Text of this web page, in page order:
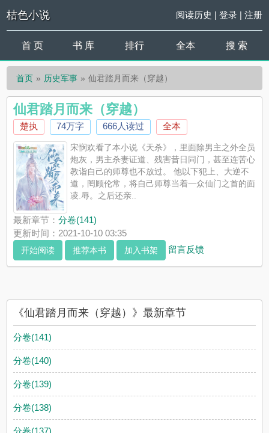
桔色小说 阅读历史 | 登录| 注册
首 页 书 库 排行 全本 搜 索
首页 历史军事 仙君踏月而来（穿越）
仙君踏月而来（穿越）
楚执 74万字 666人读过 全本
宋悯欢看了本小说《天杀》，里面除男主之外全员
炮灰，男主杀妻证道、残害昔日同门，甚至连苦心
教诣自己的师尊也不放过。 他以下犯上、大逆不
道，罔顾伦常，将自己师尊当着一众仙门之首的面
凌.辱。之后还亲..
最新章节：分卷(141)
更新时间：2021-10-10 03:35
开始阅读 推荐本书 加入书架 留言反馈
《仙君踏月而来（穿越）》最新章节
分卷(141)
分卷(140)
分卷(139)
分卷(138)
分卷(137)